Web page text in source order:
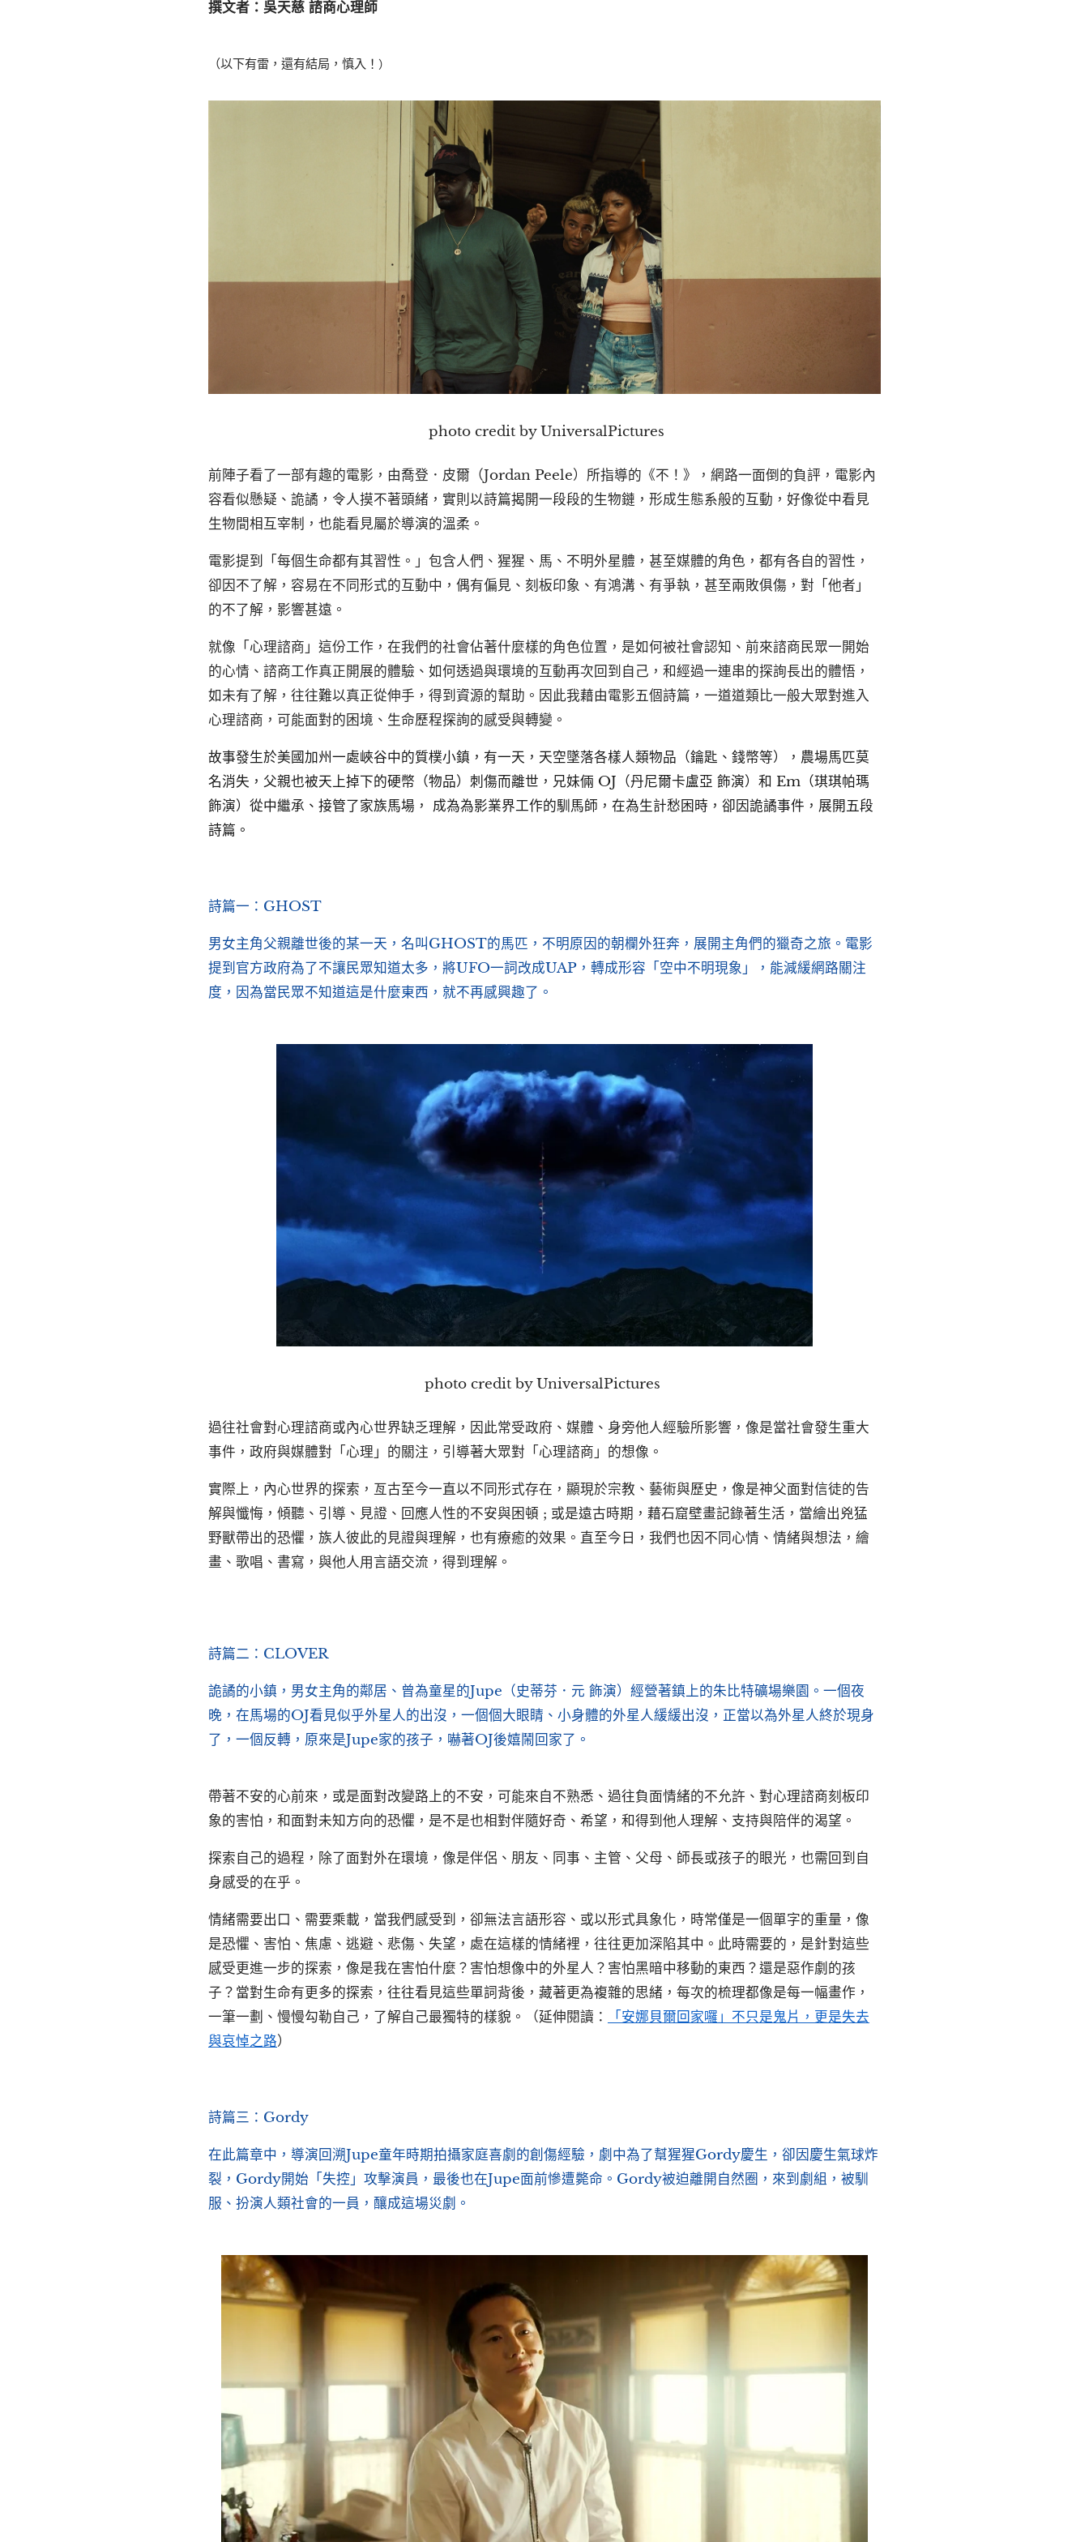
撰文者：吳天慈 諮商心理師
（以下有雷，還有結局，慎入！ ）
photo credit by UniversalPictures
前陣子看了一部有趣的電影，由喬登．皮爾（Jordan Peele）所指導的《不！》，網路一面倒的負評，電影內
容看似懸疑、詭譎，令人摸不著頭緒，實則以詩篇揭開一段段的生物鏈，形成生態系般的互動，好像從中看見
生物間相互宰制，也能看見屬於導演的溫柔。
電影提到「每個生命都有其習性。」包含人們、猩猩、馬、不明外星體，甚至媒體的角色，都有各自的習性，
卻因不了解，容易在不同形式的互動中，偶有偏見、刻板印象、有鴻溝、有爭執，甚至兩敗俱傷，對「他者」
的不了解，影響甚遠。
就像「心理諮商」這份工作，在我們的社會佔著什麼樣的角色位置，是如何被社會認知、前來諮商民眾一開始
的心情、諮商工作真正開展的體驗、如何透過與環境的互動再次回到自己，和經過一連串的探詢長出的體悟，
如未有了解，往往難以真正從伸手，得到資源的幫助。因此我藉由電影五個詩篇，一道道類比一般大眾對進入
心理諮商，可能面對的困境、生命歷程探詢的感受與轉變。
故事發生於美國加州一處峽谷中的質樸小鎮，有一天，天空墜落各樣人類物品（鑰匙、錢幣等），農場馬匹莫
名消失，父親也被天上掉下的硬幣（物品）刺傷而離世，兄妹倆 OJ（丹尼爾卡盧亞 飾演）和 Em（琪琪帕瑪
飾演）從中繼承、接管了家族馬場， 成為為影業界工作的馴馬師，在為生計愁困時，卻因詭譎事件，展開五段
詩篇。
詩篇一：GHOST
男女主角父親離世後的某一天，名叫GHOST的馬匹，不明原因的朝欄外狂奔，展開主角們的獵奇之旅。電影
提到官方政府為了不讓民眾知道太多，將UFO一詞改成UAP，轉成形容「空中不明現象」，能減緩網路關注
度，因為當民眾不知道這是什麼東西，就不再感興趣了。
photo credit by UniversalPictures
過往社會對心理諮商或內心世界缺乏理解，因此常受政府、媒體、身旁他人經驗所影響，像是當社會發生重大
事件，政府與媒體對「心理」的關注，引導著大眾對「心理諮商」的想像。
實際上，內心世界的探索，亙古至今一直以不同形式存在，顯現於宗教、藝術與歷史，像是神父面對信徒的告
解與懺悔，傾聽、引導、見證、回應人性的不安與困頓 ; 或是遠古時期，藉石窟壁畫記錄著生活，當繪出兇猛
野獸帶出的恐懼，族人彼此的見證與理解，也有療癒的效果。直至今日，我們也因不同心情、情緒與想法，繪
畫、歌唱、書寫，與他人用言語交流，得到理解。
詩篇二：CLOVER
詭譎的小鎮，男女主角的鄰居、曾為童星的Jupe（史蒂芬．元 飾演）經營著鎮上的朱比特礦場樂園。一個夜
晚，在馬場的OJ看見似乎外星人的出沒，一個個大眼睛、小身體的外星人緩緩出沒，正當以為外星人終於現身
了，一個反轉，原來是Jupe家的孩子，嚇著OJ後嬉鬧回家了。
帶著不安的心前來，或是面對改變路上的不安，可能來自不熟悉、過往負面情緒的不允許、對心理諮商刻板印
象的害怕，和面對未知方向的恐懼，是不是也相對伴隨好奇、希望，和得到他人理解、支持與陪伴的渴望。
探索自己的過程，除了面對外在環境，像是伴侶、朋友、同事、主管、父母、師長或孩子的眼光，也需回到自
身感受的在乎。
情緒需要出口、需要乘載，當我們感受到，卻無法言語形容、或以形式具象化，時常僅是一個單字的重量，像
是恐懼、害怕、焦慮、逃避、悲傷、失望，處在這樣的情緒裡，往往更加深陷其中。此時需要的，是針對這些
感受更進一步的探索，像是我在害怕什麼？害怕想像中的外星人？害怕黑暗中移動的東西？還是惡作劇的孩
子？當對生命有更多的探索，往往看見這些單詞背後，藏著更為複雜的思緒，每次的梳理都像是每一幅畫作，
一筆一劃、慢慢勾勒自己，了解自己最獨特的樣貌。（延伸閱讀：
「安娜貝爾回家囉」不只是鬼片，更是失去
與哀悼之路）
詩篇三：Gordy
在此篇章中，導演回溯Jupe童年時期拍攝家庭喜劇的創傷經驗，劇中為了幫猩猩Gordy慶生，卻因慶生氣球炸
裂，Gordy開始「失控」攻擊演員，最後也在Jupe面前慘遭斃命。Gordy被迫離開自然圈，來到劇組，被馴
服、扮演人類社會的一員，釀成這場災劇。